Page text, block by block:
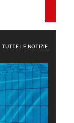
TUTTE LE NOTIZIE